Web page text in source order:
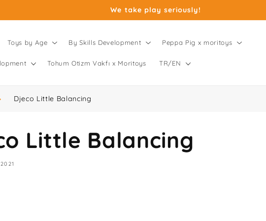
We take play seriously!
Toys by Age By Skills Development Peppa Pig x moritoys
Tohum Otizm Vakfı x Moritoys TR/EN
Djeco Little Balancing
Little Balancing